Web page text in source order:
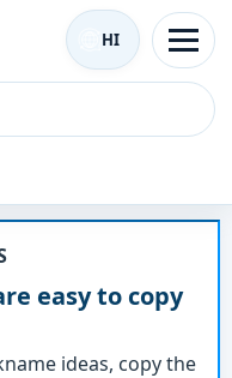
HI
easy to copy
ideas, copy the